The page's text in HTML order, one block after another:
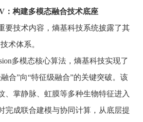
：构建多模态融合技术底座
技术内容，熵基科技系统披露了其
术体系。
多模态核心算法，熵基科技实现了
合”向“特征级融合”的关键突破。该
、掌静脉、虹膜等多种生物特征进入
完成联合建模与协同计算，从底层提